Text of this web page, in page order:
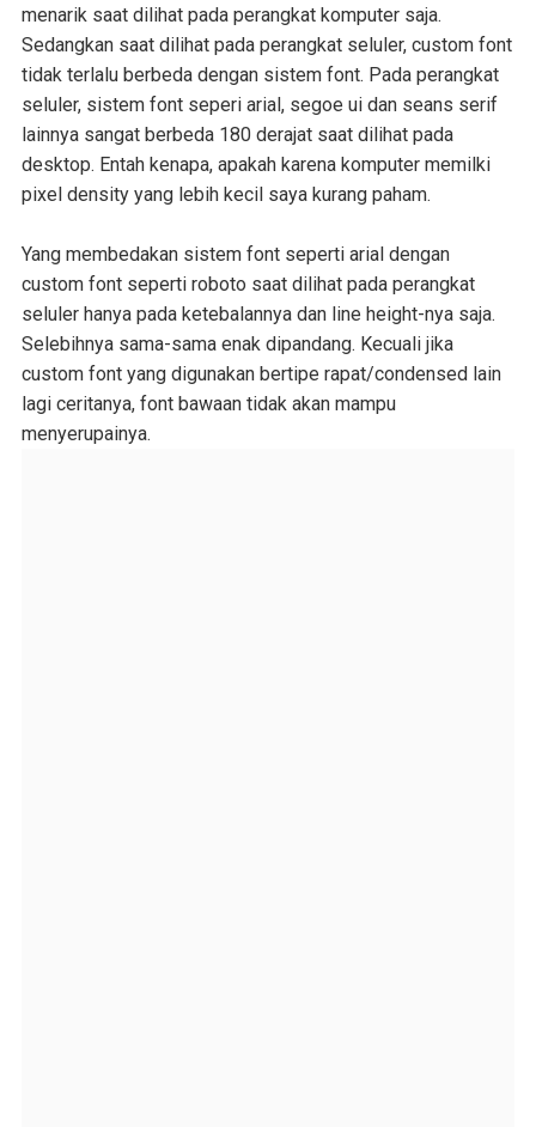
menarik saat dilihat pada perangkat komputer saja.
Sedangkan saat dilihat pada perangkat seluler, custom font
tidak terlalu berbeda dengan sistem font. Pada perangkat
seluler, sistem font seperi arial, segoe ui dan seans serif
lainnya sangat berbeda 180 derajat saat dilihat pada
desktop. Entah kenapa, apakah karena komputer memilki
pixel density yang lebih kecil saya kurang paham.
Yang membedakan sistem font seperti arial dengan
custom font seperti roboto saat dilihat pada perangkat
seluler hanya pada ketebalannya dan line height-nya saja.
Selebihnya sama-sama enak dipandang. Kecuali jika
custom font yang digunakan bertipe rapat/condensed lain
lagi ceritanya, font bawaan tidak akan mampu
menyerupainya.